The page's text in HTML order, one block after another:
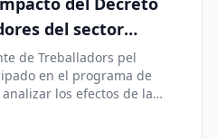
del sector
de Treballadors pel
en el programa de
analizar los efectos de la
y la capacidad de
World Congress.